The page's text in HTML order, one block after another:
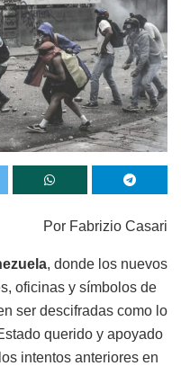
Por Fabrizio Casari
, donde los nuevos
oficinas y símbolos de
ser descifradas como lo
querido y apoyado
intentos anteriores en